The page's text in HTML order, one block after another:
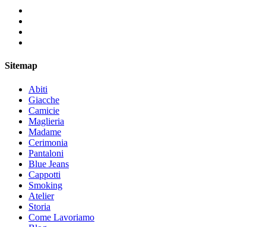
Sitemap
Abiti
Giacche
Camicie
Maglieria
Madame
Cerimonia
Pantaloni
Blue Jeans
Cappotti
Smoking
Atelier
Storia
Come Lavoriamo